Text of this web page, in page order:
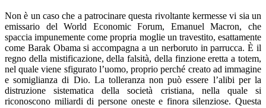
Non è un caso che a patrocinare questa rivoltante kermesse vi sia un
emissario del World Economic Forum, Emanuel Macron, che
spaccia impunemente come propria moglie un travestito, esattamente
come Barak Obama si accompagna a un nerboruto in parrucca. È il
regno della mistificazione, della falsità, della finzione eretta a totem,
nel quale viene sfigurato l’uomo, proprio perché creato ad immagine
e somiglianza di Dio. La tolleranza non può essere l’alibi per la
distruzione sistematica della società cristiana, nella quale si
riconoscono miliardi di persone oneste e finora silenziose. Questa